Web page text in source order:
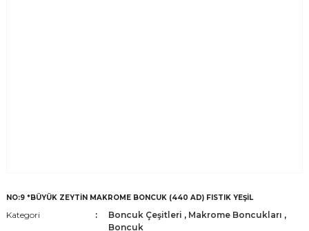
NO:9 *BÜYÜK ZEYTİN MAKROME BONCUK (440 AD) FISTIK YEŞİL
Kategori Boncuk Çeşitleri , Makrome Boncukları ,
Boncuk